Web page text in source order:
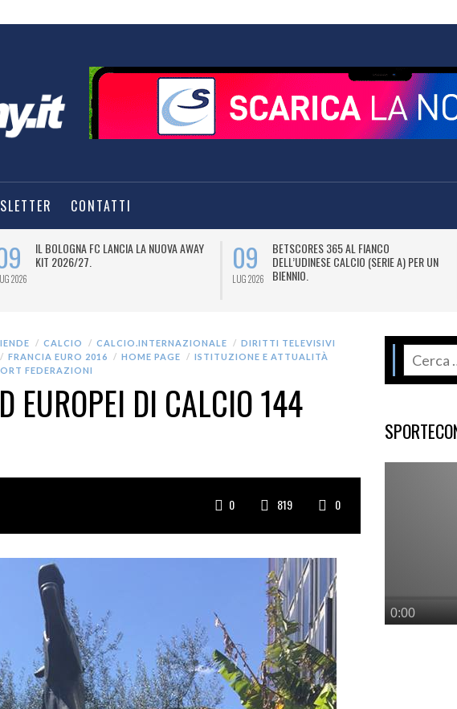
CONTATTI
2026
IL BOLOGNA FC LANCIA LA NUOVA AWAY
KIT 2026/27.
09
LUG 2026
BETSCORES 365 AL FIANCO
DELL’UDINESE CALCIO (SERIE A) PER UN
BIENNIO.
CALCIO CALCIO.INTERNAZIONALE
DIRITTI TELEVISIVI
FRANCIA EURO 2016 HOME PAGE
ISTITUZIONE E ATTUALITÀ
FEDERAZIONI
EUROPEI DI CALCIO 144
0 819 0